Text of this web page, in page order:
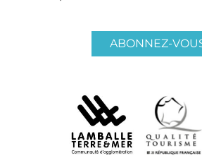
ABONNEZ-